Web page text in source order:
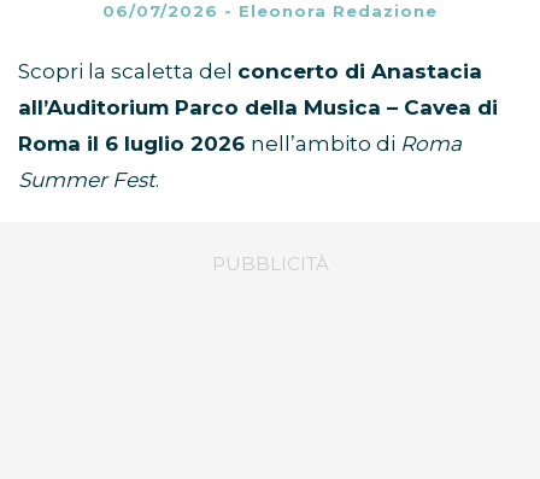
06/07/2026 - Eleonora Redazione
Scopri la scaletta del concerto di Anastacia
all’Auditorium Parco della Musica – Cavea di
Roma il 6 luglio 2026 nell’ambito di Roma
Summer Fest.